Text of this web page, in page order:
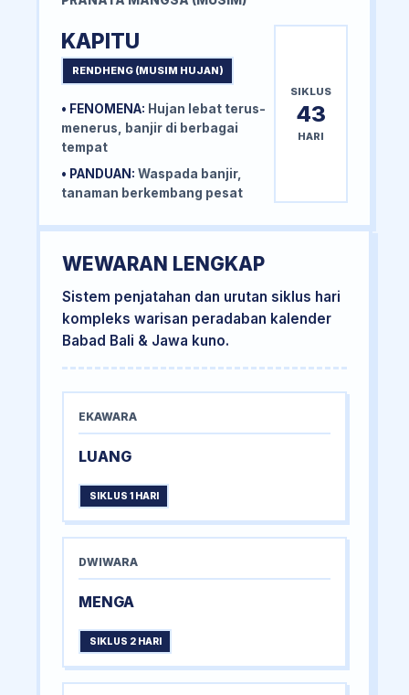
KAPITU
RENDHENG (MUSIM HUJAN)
• FENOMENA: Hujan lebat terus-
menerus, banjir di berbagai
tempat
• PANDUAN: Waspada banjir,
tanaman berkembang pesat
SIKLUS
43
HARI
WEWARAN LENGKAP
Sistem penjatahan dan urutan siklus hari
kompleks warisan peradaban kalender
Babad Bali & Jawa kuno.
EKAWARA
LUANG
SIKLUS 1 HARI
DWIWARA
MENGA
SIKLUS 2 HARI